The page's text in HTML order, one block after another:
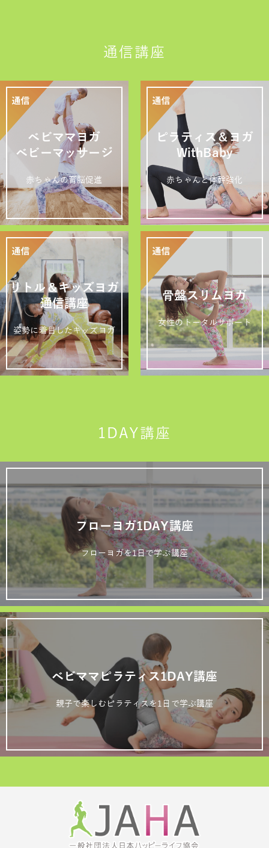
通信講座
ベビママヨガ
ベビーマッサージ
赤ちゃんの育脳促進
ピラティス＆ヨガ
WithBaby
赤ちゃんと体幹強化
リトル＆キッズヨガ
通信講座
姿勢に着目したキッズヨガ
骨盤スリムヨガ
女性のトータルサポート
1DAY講座
フローヨガ1DAY講座
フローヨガを1日で学ぶ講座
ベビママピラティス1DAY講座
親子で楽しむピラティスを1日で学ぶ講座